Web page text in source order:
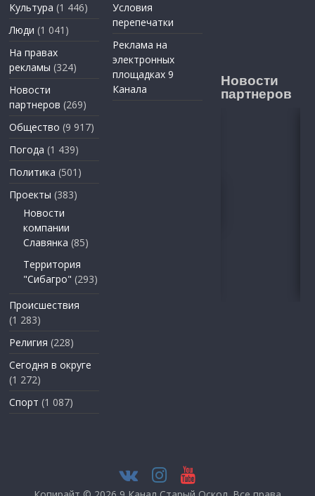
Культура (1 446)
Люди (1 041)
На правах
рекламы (324)
Новости
партнеров (269)
Общество (9 917)
Погода (1 439)
Политика (501)
Проекты (383)
Новости
компании
Славянка (85)
Территория
"Сибагро" (293)
Происшествия
(1 283)
Религия (228)
Сегодня в округе
(1 272)
Спорт (1 087)
Условия
перепечатки
Реклама на
электронных
площадках 9
Канала
Новости
партнеров